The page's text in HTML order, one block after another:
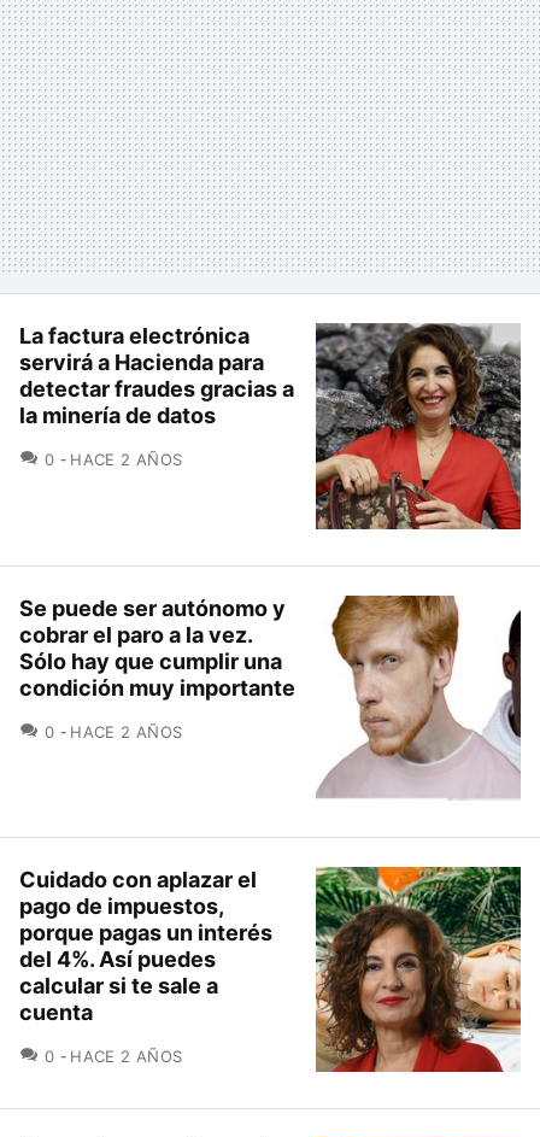
La factura electrónica
servirá a Hacienda para
detectar fraudes gracias a
la minería de datos
0 COMENTARIOS
HACE 2 AÑOS
Se puede ser autónomo y
cobrar el paro a la vez.
Sólo hay que cumplir una
condición muy importante
0 COMENTARIOS
HACE 2 AÑOS
Cuidado con aplazar el
pago de impuestos,
porque pagas un interés
del 4%. Así puedes
calcular si te sale a
cuenta
0 COMENTARIOS
HACE 2 AÑOS